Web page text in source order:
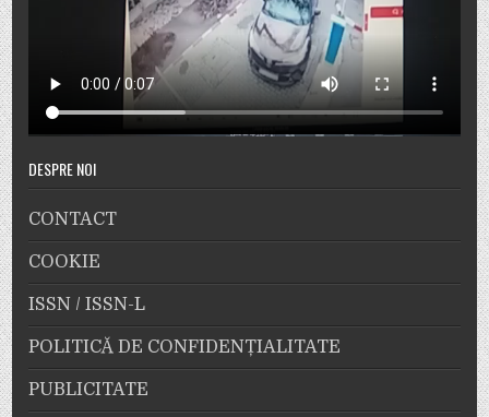
DESPRE NOI
CONTACT
COOKIE
ISSN / ISSN-L
POLITICĂ DE CONFIDENȚIALITATE
PUBLICITATE